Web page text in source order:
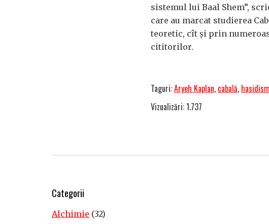
sistemul lui Baal Shem”,
care au marcat studierea
teoretic, cît și prin
cititorilor.
Taguri:Aryeh Kaplan, cabală, hasidism
Vizualizări: 1.737
Categorii
Alchimie (32)